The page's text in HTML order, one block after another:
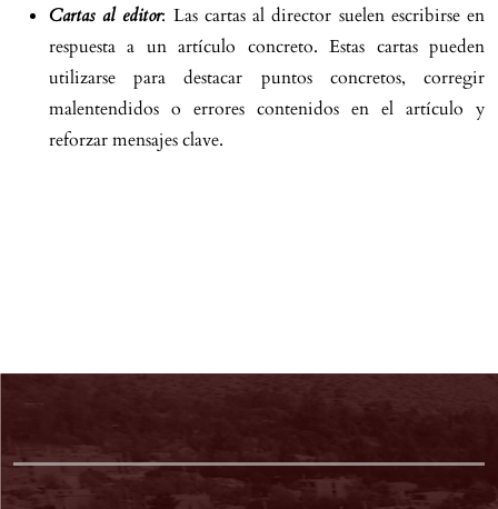
Cartas al editor: Las cartas al director suelen escribirse en
respuesta a un artículo concreto. Estas cartas pueden
utilizarse para destacar puntos concretos, corregir
malentendidos o errores contenidos en el artículo y
reforzar mensajes clave.